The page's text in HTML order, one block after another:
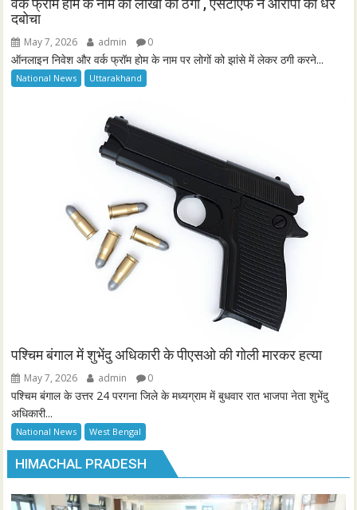
वर्क फ्रॉम होम के नाम की लाखो की ठगी , एसटीएफ ने आरोपी को धर
दबोचा
May 7, 2026 admin 0
ऑनलाइन निवेश और वर्क फ्रॉम होम के नाम पर लोगों को झांसे में लेकर ठगी करने...
National News Uttarakhand
पश्चिम बंगाल में शुभेंदु अधिकारी के पीएसओ की गोली मारकर हत्या
May 7, 2026 admin 0
पश्चिम बंगाल के उत्तर 24 परगना जिले के मध्यग्राम में बुधवार रात भाजपा नेता शुभेंदु
अधिकारी...
National News West Bengal
HIMACHAL PRADESH